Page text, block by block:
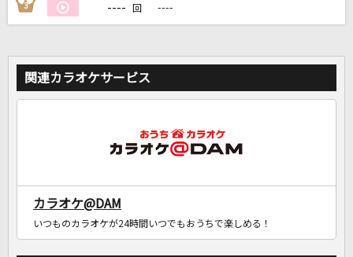
3 ---- 回 ----
関連カラオケサービス
カラオケ@DAM
いつものカラオケが24時間いつでもおうちで楽しめる！